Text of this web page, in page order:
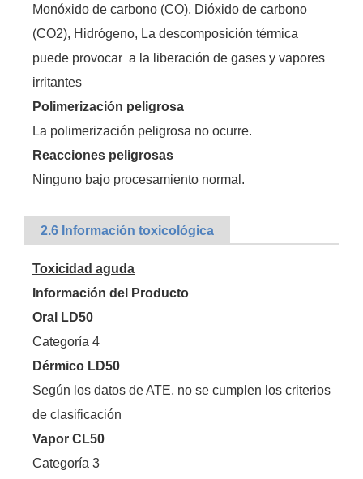
Monóxido de carbono (CO), Dióxido de carbono
(CO2), Hidrógeno, La descomposición térmica
puede provocar a la liberación de gases y vapores
irritantes
Polimerización peligrosa
La polimerización peligrosa no ocurre.
Reacciones peligrosas
Ninguno bajo procesamiento normal.
2.6 Información toxicológica
Toxicidad aguda
Información del Producto
Oral LD50
Categoría 4
Dérmico LD50
Según los datos de ATE, no se cumplen los criterios
de clasificación
Vapor CL50
Categoría 3